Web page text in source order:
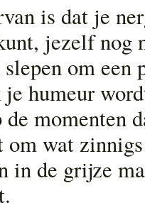
is dat je
jezelf nog
om een
humeur
de momenten
om wat
in de grijze